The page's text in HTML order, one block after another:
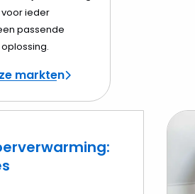
ieder
passende
markten
Lees